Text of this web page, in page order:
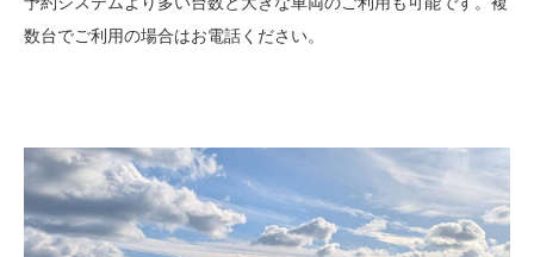
数台でご利用の場合はお電話ください。